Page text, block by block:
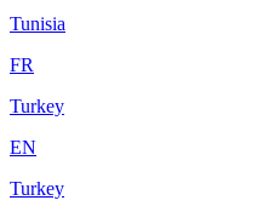
Tunisia
FR
Turkey
EN
Turkey